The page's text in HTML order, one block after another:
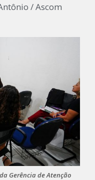
/ Ascom
Gerência de Atenção